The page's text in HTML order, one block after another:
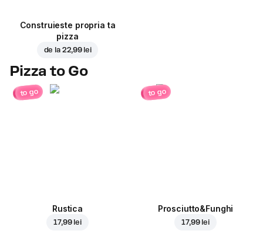
Construieste propria ta
pizza
de la 22,99 lei
Pizza to Go
to go
Rustica
17,99 lei
to go
Prosciutto&Funghi
17,99 lei